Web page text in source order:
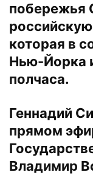
побережья
российскую
которая в
Нью-Йорка
полчаса.
Геннадий
прямом
Владимир